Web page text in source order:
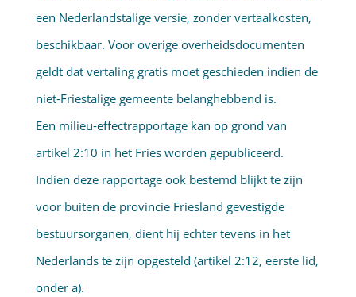
een Nederlandstalige versie, zonder vertaalkosten,
beschikbaar. Voor overige overheidsdocumenten
geldt dat vertaling gratis moet geschieden indien de
niet-Friestalige gemeente belanghebbend is.
Een milieu-effectrapportage kan op grond van
artikel 2:10 in het Fries worden gepubliceerd.
Indien deze rapportage ook bestemd blijkt te zijn
voor buiten de provincie Friesland gevestigde
bestuursorganen, dient hij echter tevens in het
Nederlands te zijn opgesteld (artikel 2:12, eerste lid,
onder a).